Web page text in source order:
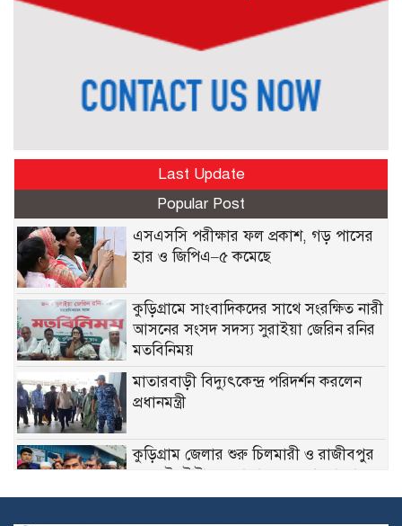
Last Update
Popular Post
এসএসসি পরীক্ষার ফল প্রকাশ, গড় পাসের
হার ও জিপিএ–৫ কমেছে
কুড়িগ্রামে সাংবাদিকদের সাথে সংরক্ষিত নারী
আসনের সংসদ সদস্য সুরাইয়া জেরিন রনির
মতবিনিময়
মাতারবাড়ী বিদ্যুৎকেন্দ্র পরিদর্শন করলেন
প্রধানমন্ত্রী
কুড়িগ্রাম জেলার শুরু চিলমারী ও রাজীবপুর
নয় এই টোটাল এলাকায় যেন আমরা ভাঙন
রোধ করতে পারি এবং এখানকার কোন